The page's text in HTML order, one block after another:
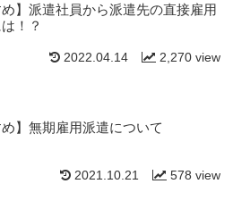
め】派遣社員から派遣先の直接雇用
！？
2,270 view
2022.04.14
め】無期雇用派遣について
578 view
2021.10.21